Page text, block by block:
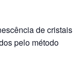
de cristais
pelo método